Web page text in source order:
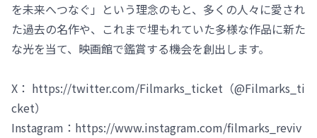
を未来へつなぐ」という理念のもと、多くの人々に愛され
た過去の名作や、これまで埋もれていた多様な作品に新た
な光を当て、映画館で鑑賞する機会を創出します。
X： https://twitter.com/Filmarks_ticket（@Filmarks_ti
cket）
Instagram：https://www.instagram.com/filmarks_reviv